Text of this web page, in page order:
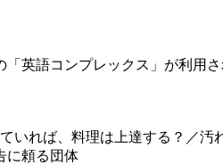
英語コンプレックス」が利用
いれば、料理は上達する？／汚
に頼る団体